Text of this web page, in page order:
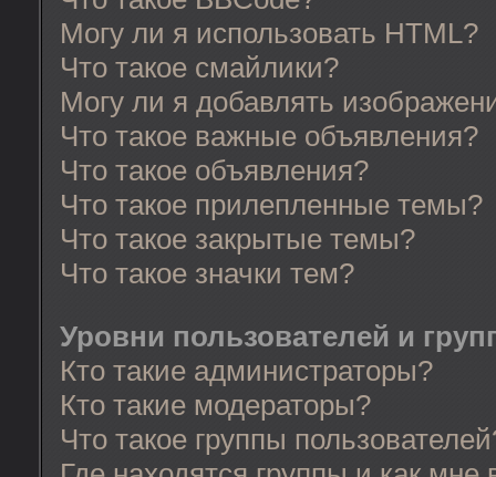
Могу ли я использовать HTML?
Что такое смайлики?
Могу ли я добавлять
Что такое важные объявления?
Что такое объявления?
Что такое прилепленные темы?
Что такое закрытые темы?
Что такое значки тем?
Уровни пользователей и
Кто такие администраторы?
Кто такие модераторы?
Что такое группы